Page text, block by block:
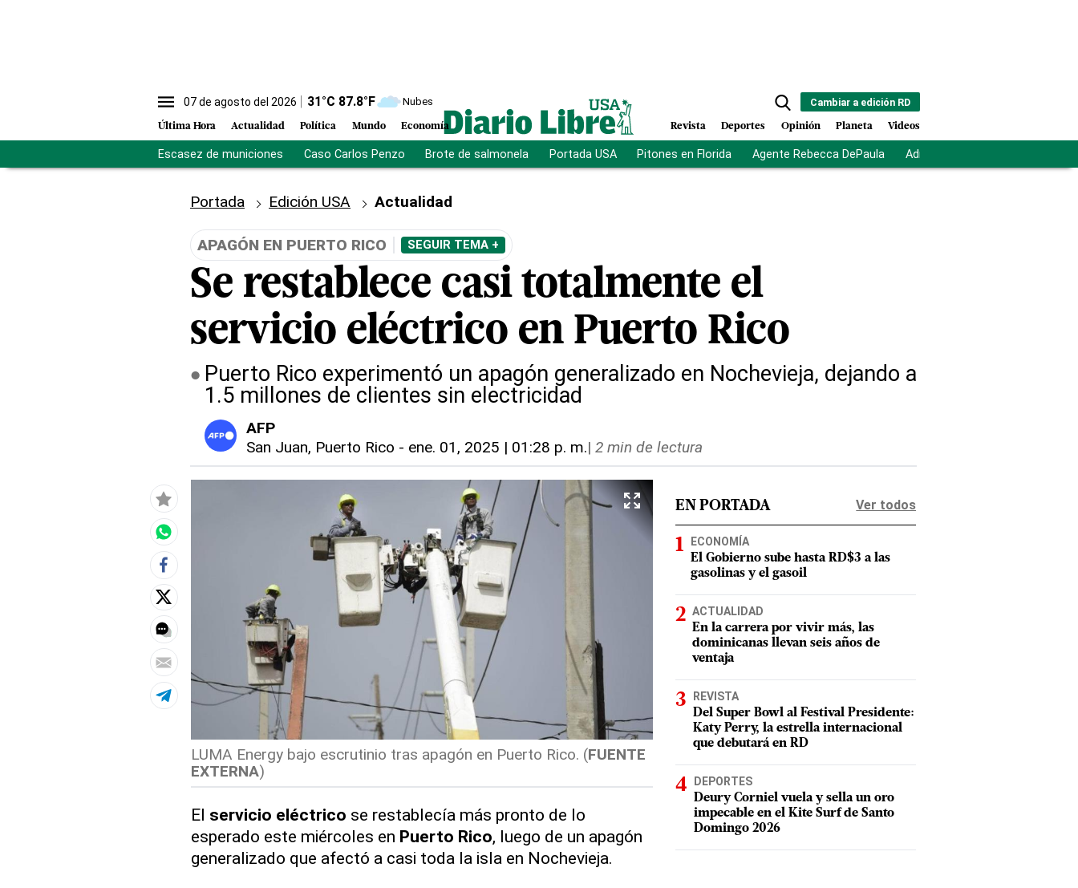
07 de agosto del 2026 31 °C 87.8°F Nubes
Última Hora Actualidad Política Mundo Economía
Cambiar a edición RD
Revista Deportes Opinión Planeta Videos
Escasez de municiones Caso Carlos Penzo Brote de salmonela Portada USA Pitones en Florida Agente Rebecca DePaula Adriano Espaillat
Portada Edición USA Actualidad
APAGÓN EN PUERTO RICO SEGUIR TEMA +
Se restablece casi totalmente el
servicio eléctrico en Puerto Rico
Puerto Rico experimentó un apagón generalizado en Nochevieja, dejando a
1.5 millones de clientes sin electricidad
AFP
San Juan, Puerto Rico - ene. 01, 2025 | 01:28 p. m.| 2 min de lectura
LUMA Energy bajo escrutinio tras apagón en Puerto Rico. (FUENTE
EXTERNA)
El servicio eléctrico se restablecía más pronto de lo
esperado este miércoles en Puerto Rico, luego de un apagón
generalizado que afectó a casi toda la isla en Nochevieja.
EN PORTADA Ver todos
ECONOMÍA
El Gobierno sube hasta RD$3 a las
gasolinas y el gasoil
ACTUALIDAD
En la carrera por vivir más, las
dominicanas llevan seis años de
ventaja
REVISTA
Del Super Bowl al Festival Presidente:
Katy Perry, la estrella internacional
que debutará en RD
DEPORTES
Deury Corniel vuela y sella un oro
impecable en el Kite Surf de Santo
Domingo 2026